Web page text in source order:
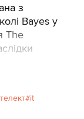
з
Bayes у
The
it